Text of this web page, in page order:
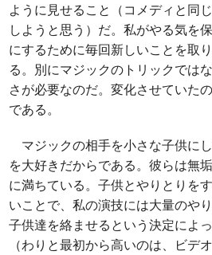
ように見せること（コメディと
しようと思う）だ。私がやる気を
にするために毎回新しいことを取
る。別にマジックのトリックでは
さが必要なのだ。変化させていた
である。
マジックの相手を小さな子供に
を大好きだからである。彼らは無
に満ちている。子供とやりとりを
いことで、私の演技には大量のや
子供達を絡ませるという決定によ
（わりと最初から高いのは、ビデ